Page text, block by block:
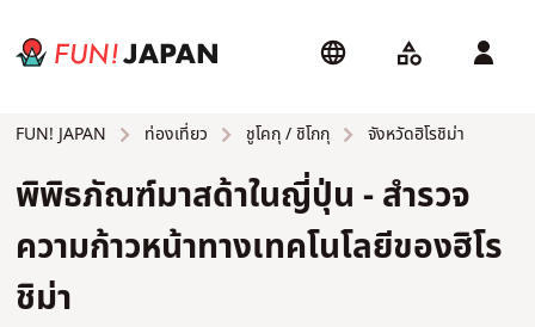
FUN! JAPAN ท่องเที่ยว ชูโคกุ / ชิโกกุ จังหวัดฮิโรชิม่า
พิพิธภัณฑ์มาสด้าในญี่ปุ่น - สำรวจ
ความก้าวหน้าทางเทคโนโลยีของฮิโร
ชิม่า